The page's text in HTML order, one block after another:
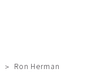
Ron Herman